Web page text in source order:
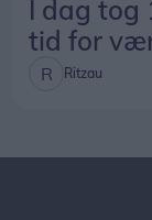
I dag tog
tid for
Ritzau